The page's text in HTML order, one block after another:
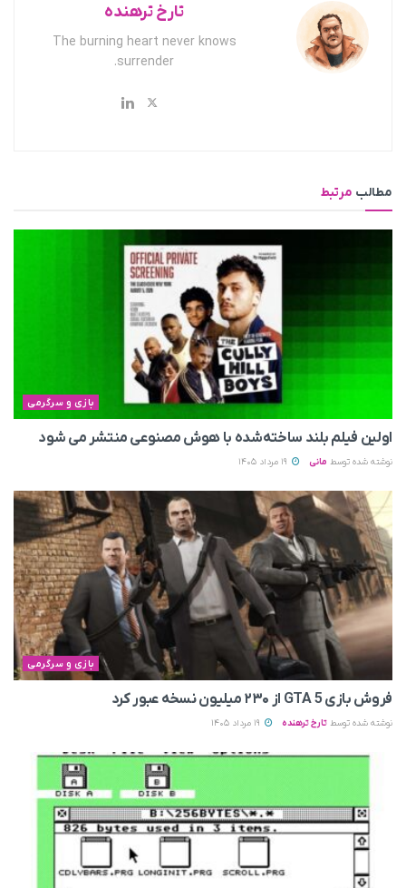
تارخ ترهنده
The burning heart never knows
surrender.
مطالب مرتبط
بازی و سرگرمی
اولین فیلم بلند ساخته‌شده با هوش مصنوعی منتشر می‌ شود
نوشته شده توسط مانی
بازی و سرگرمی
فروش بازی GTA 5 از ۲۳۰ میلیون نسخه عبور کرد
نوشته شده توسط تارخ ترهنده